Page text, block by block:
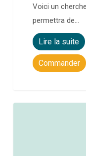
Voici un
permettra de…
Lire la suite
Commander